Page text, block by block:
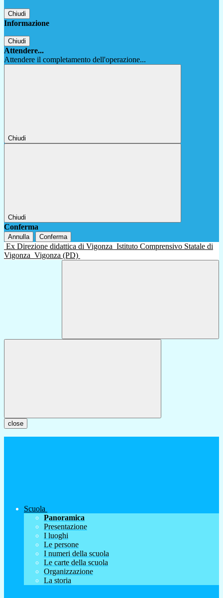
Chiudi
Informazione
Chiudi
Attendere...
Attendere il completamento dell'operazione...
Chiudi
Chiudi
Conferma
Annulla Conferma
Ex Direzione didattica di Vigonza Istituto Comprensivo Statale di
Vigonza Vigonza (PD)
close
Scuola
Panoramica
Presentazione
I luoghi
Le persone
I numeri della scuola
Le carte della scuola
Organizzazione
La storia